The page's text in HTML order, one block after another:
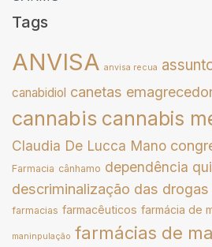
Tags
ANVISA anvisa recua
canabidiol canetas
cannabis cannabis
Claudia De Lucca Mano
Farmacia cânhamo dependência
descriminalização das drogas
farmacias farmacêuticos farmácia de
maninpulação farmácias de